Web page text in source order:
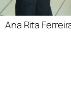
Ana Rita